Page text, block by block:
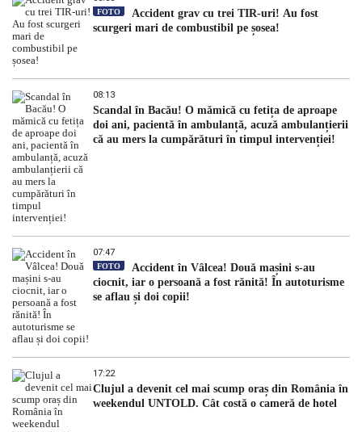
FOTO
Accident grav cu trei TIR-uri! Au fost
scurgeri mari de combustibil pe șosea!
08:13
Scandal în Bacău! O mămică cu fetița de aproape
doi ani, pacientă în ambulanță, acuză ambulanțierii
că au mers la cumpărături în timpul intervenției!
07:47
FOTO
Accident în Vâlcea! Două mașini s-au
ciocnit, iar o persoană a fost rănită! În autoturisme
se aflau și doi copii!
17:22
Clujul a devenit cel mai scump oraș din România în
weekendul UNTOLD. Cât costă o cameră de hotel